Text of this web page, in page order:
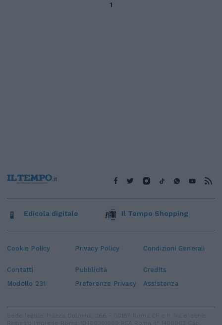
1
Cookie Policy Privacy Policy Condizioni Generali
Contatti Pubblicità
Credits
Modello 231
Preferenze Privacy Assistenza
Edicola digitale Il Tempo Shopping